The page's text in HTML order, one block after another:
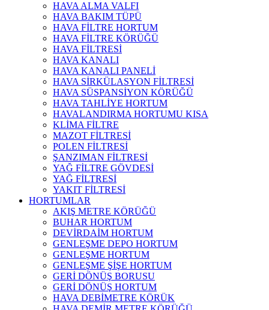
HAVA ALMA VALFI
HAVA BAKIM TÜPÜ
HAVA FİLTRE HORTUM
HAVA FİLTRE KÖRÜĞÜ
HAVA FİLTRESİ
HAVA KANALI
HAVA KANALI PANELİ
HAVA SİRKÜLASYON FİLTRESİ
HAVA SÜSPANSİYON KÖRÜĞÜ
HAVA TAHLİYE HORTUM
HAVALANDIRMA HORTUMU KISA
KLİMA FİLTRE
MAZOT FİLTRESİ
POLEN FİLTRESİ
ŞANZIMAN FİLTRESİ
YAĞ FİLTRE GÖVDESİ
YAĞ FİLTRESİ
YAKIT FİLTRESİ
HORTUMLAR
AKIŞ METRE KÖRÜĞÜ
BUHAR HORTUM
DEVİRDAİM HORTUM
GENLEŞME DEPO HORTUM
GENLEŞME HORTUM
GENLEŞME ŞİŞE HORTUM
GERİ DÖNÜŞ BORUSU
GERİ DÖNÜŞ HORTUM
HAVA DEBİMETRE KÖRÜK